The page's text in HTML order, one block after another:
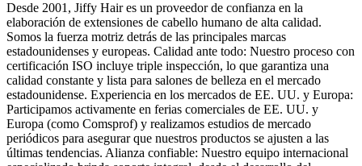
Desde 2001, Jiffy Hair es un proveedor de confianza en la
elaboración de extensiones de cabello humano de alta calidad.
Somos la fuerza motriz detrás de las principales marcas
estadounidenses y europeas. Calidad ante todo: Nuestro proceso con
certificación ISO incluye triple inspección, lo que garantiza una
calidad constante y lista para salones de belleza en el mercado
estadounidense. Experiencia en los mercados de EE. UU. y Europa:
Participamos activamente en ferias comerciales de EE. UU. y
Europa (como Comsprof) y realizamos estudios de mercado
periódicos para asegurar que nuestros productos se ajusten a las
últimas tendencias. Alianza confiable: Nuestro equipo internacional